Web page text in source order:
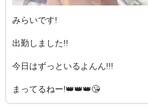
みらいです!
出勤しました!!
今日はずっといるよんん!!!
まってるねー!👑👑👑😘